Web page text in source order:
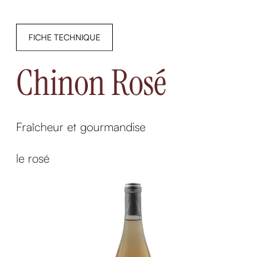
FICHE TECHNIQUE
Chinon Rosé
Fraîcheur et gourmandise
le rosé